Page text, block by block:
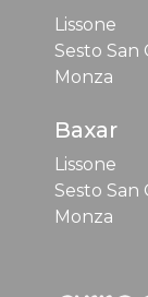
Lissone
Sesto San
Monza
Baxar
Lissone
Sesto San
Monza